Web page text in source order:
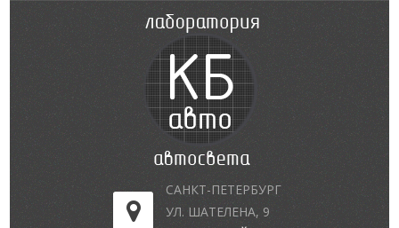
САНКТ-ПЕТЕРБУРГ
УЛ. ШАТЕЛЕНА, 9